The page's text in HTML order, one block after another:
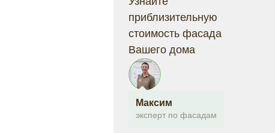
приблизительную
стоимость фасада
Вашего дома
Максим
эксперт по фасадам